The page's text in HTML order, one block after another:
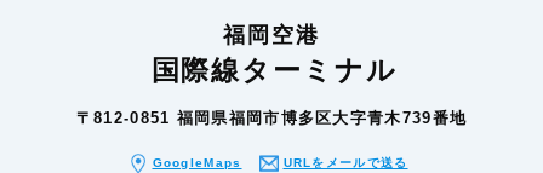
福岡空港
国際線ターミナル
〒812-0851 福岡県福岡市博多区大字青木739番地
GoogleMaps URLをメールで送る